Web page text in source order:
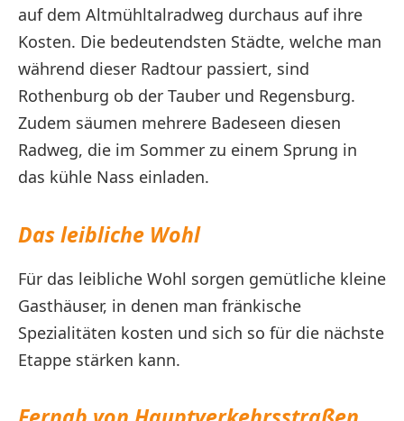
auf dem Altmühltalradweg durchaus auf ihre
Kosten. Die bedeutendsten Städte, welche man
während dieser Radtour passiert, sind
Rothenburg ob der Tauber und Regensburg.
Zudem säumen mehrere Badeseen diesen
Radweg, die im Sommer zu einem Sprung in
das kühle Nass einladen.
Das leibliche Wohl
Für das leibliche Wohl sorgen gemütliche kleine
Gasthäuser, in denen man fränkische
Spezialitäten kosten und sich so für die nächste
Etappe stärken kann.